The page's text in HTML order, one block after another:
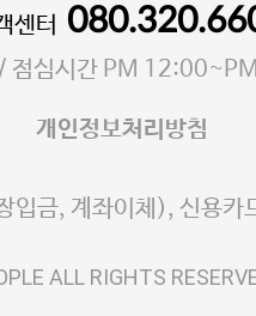
서울마포-3931호
58242
이니시스 에스크로 서비
센터
점심시간 PM
개인정보처리방침
입금, 계좌이체), 신용카
ALL RIGHTS